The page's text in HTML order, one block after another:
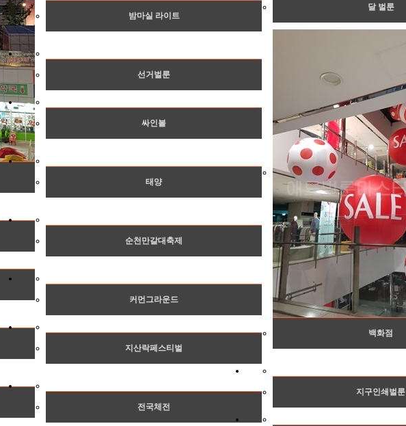
달 벌룬
밤마실 라이트
백화점
선거벌룬
싸인볼
태양
순천만갈대축제
커먼그라운드
지산락페스티벌
지구인쇄벌룬
전국체전